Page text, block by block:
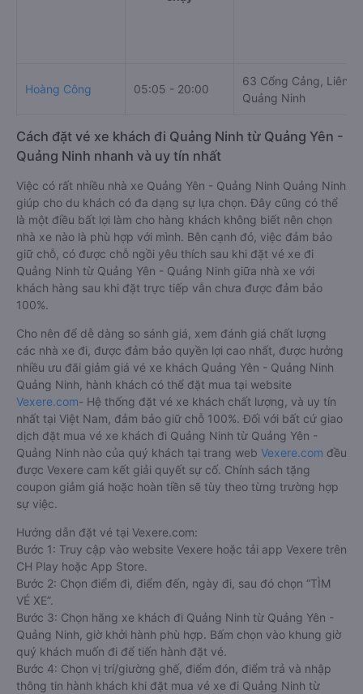
Hoàng Công 05:05 - 20:00
63 Cổng Cảng, Liên
Quảng Ninh
Cách đặt vé xe khách đi Quảng Ninh từ Quảng Yên -
Quảng Ninh nhanh và uy tín nhất
Việc có rất nhiều nhà xe Quảng Yên - Quảng Ninh Quảng Ninh
giúp cho du khách có đa dạng sự lựa chọn. Đây cũng có thể
là một điều bất lợi làm cho hàng khách không biết nên chọn
nhà xe nào là phù hợp với mình. Bên cạnh đó, việc đảm bảo
giữ chỗ, có được chỗ ngồi yêu thích sau khi đặt vé xe đi
Quảng Ninh từ Quảng Yên - Quảng Ninh giữa nhà xe với
khách hàng sau khi đặt trực tiếp vẫn chưa được đảm bảo
100%.
Cho nên để dễ dàng so sánh giá, xem đánh giá chất lượng
các nhà xe đi, được đảm bảo quyền lợi cao nhất, được hưởng
nhiều ưu đãi giảm giá vé xe khách Quảng Yên - Quảng Ninh
Quảng Ninh, hành khách có thể đặt mua tại website
Vexere.com- Hệ thống đặt vé xe khách chất lượng, và uy tín
nhất tại Việt Nam, đảm bảo giữ chỗ 100%. Đối với bất cứ giao
dịch đặt mua vé xe khách đi Quảng Ninh từ Quảng Yên -
Quảng Ninh nào của quý khách tại trang web Vexere.com đều
được Vexere cam kết giải quyết sự cố. Chính sách tặng
coupon giảm giá hoặc hoàn tiền sẽ tùy theo từng trường hợp
sự việc.
Hướng dẫn đặt vé tại Vexere.com:
Bước 1: Truy cập vào website Vexere hoặc tải app Vexere trên
CH Play hoặc App Store.
Bước 2: Chọn điểm đi, điểm đến, ngày đi, sau đó chọn “TÌM
VÉ XE”.
Bước 3: Chọn hãng xe khách đi Quảng Ninh từ Quảng Yên -
Quảng Ninh, giờ khởi hành phù hợp. Bấm chọn vào khung giờ
quý khách muốn đi để tiến hành đặt vé.
Bước 4: Chọn vị trí/giường ghế, điểm đón, điểm trả và nhập
thông tin hành khách khi đặt mua vé xe đi Quảng Ninh từ